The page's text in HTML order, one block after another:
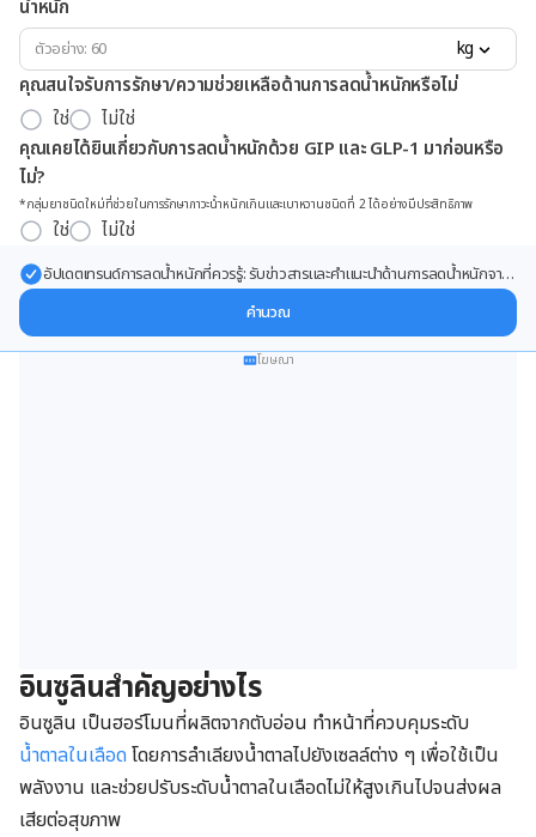
น้ำหนัก
kg
คุณสนใจรับการรักษา/ความช่วยเหลือด้านการลดน้ำหนักหรือไม่
ใช่
ไม่ใช่
คุณเคยได้ยินเกี่ยวกับการลดน้ำหนักด้วย GIP และ GLP-1 มาก่อนหรือ
ไม่?
*กลุ่มยาชนิดใหม่ที่ช่วยในการรักษาภาวะน้ำหนักเกินและเบาหวานชนิดที่ 2 ได้อย่างมีประสิทธิภาพ
ใช่ ไม่ใช่
อัปเดตเทรนด์การลดน้ำหนักที่ควรรู้: รับข่าวสารและคำแนะนำด้านการลดน้ำหนักจาก
คำนวณ
โฆษณา
อินซูลินสำคัญอย่างไร
อินซูลิน เป็นฮอร์โมนที่ผลิตจากตับอ่อน ทำหน้าที่ควบคุมระดับ
น้ำตาลในเลือด โดยการลำเลียงน้ำตาลไปยังเซลล์ต่าง ๆ เพื่อใช้เป็น
พลังงาน และช่วยปรับระดับน้ำตาลในเลือดไม่ให้สูงเกินไปจนส่งผล
เสียต่อสุขภาพ